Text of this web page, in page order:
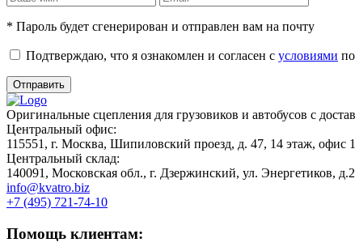
* Пароль будет сгенерирован и отправлен вам на почту
Подтверждаю, что я ознакомлен и согласен с условиями
Оригинальные сцепления для грузовиков и автобусов с
Центральный офис:
115551, г. Москва, Шипиловский проезд, д. 47, 14 этаж, офис
Центральный склад:
140091, Московская обл., г. Дзержинский, ул. Энергетиков,
info@kvatro.biz
+7 (495) 721-74-10
Помощь клиентам: